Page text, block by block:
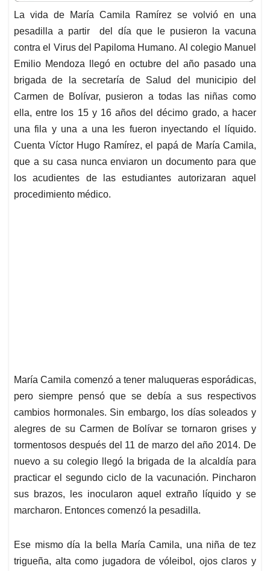
t
s
A
p
p
e
b
o
o
k
k
e
d
I
n
i
l
e
a
d
s
La vida de María Camila Ramírez se volvió en una
pesadilla a partir del día que le pusieron la vacuna
contra el Virus del Papiloma Humano. Al colegio Manuel
Emilio Mendoza llegó en octubre del año pasado una
brigada de la secretaría de Salud del municipio del
Carmen de Bolívar, pusieron a todas las niñas como
ella, entre los 15 y 16 años del décimo grado, a hacer
una fila y una a una les fueron inyectando el líquido.
Cuenta Víctor Hugo Ramírez, el papá de María Camila,
que a su casa nunca enviaron un documento para que
los acudientes de las estudiantes autorizaran aquel
procedimiento médico.
María Camila comenzó a tener maluqueras esporádicas,
pero siempre pensó que se debía a sus respectivos
cambios hormonales. Sin embargo, los días soleados y
alegres de su Carmen de Bolívar se tornaron grises y
tormentosos después del 11 de marzo del año 2014. De
nuevo a su colegio llegó la brigada de la alcaldía para
practicar el segundo ciclo de la vacunación. Pincharon
sus brazos, les inocularon aquel extraño líquido y se
marcharon. Entonces comenzó la pesadilla.
Ese mismo día la bella María Camila, una niña de tez
trigueña, alta como jugadora de vóleibol, ojos claros y